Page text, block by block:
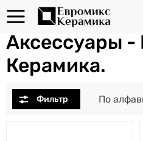
Аксессуары -
Керамика.
По